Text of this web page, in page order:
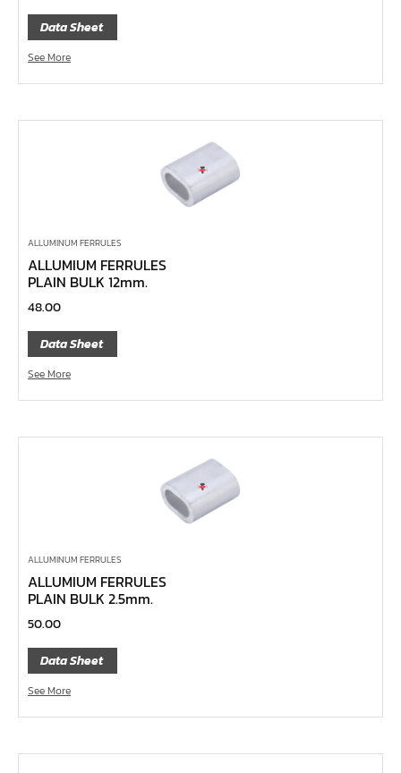
หน้าแปลนเหล็กคอสูง JEF WNRF PN40
หน้าแปลนเหล็กคอสูง JEF WNRF PN16
หน้าแปลนเหล็กคอสูง JEF WNRF 150P
หน้าแปลนเหล็กบอด JEF 150P RF ชุบกัลวาไนซ์
หน้าแปลนเชื่อมเหล็กบอด JEF 150P RF
หน้าแปลนเชื่อมเหล็ก JEF 150P RF ชุบกัลวาไนซ์
หน้าแปลนเชื่อมเหล็ก JEF PN16 RF
หน้าแปลนเชื่อมเหล็ก JEF 300P RF
ประแจตะขอ
คีมตัดสายเคเบิ้ล
คีมย้ำสายไฟ
คีมล๊อค
คีมหนีบ-ถ่างแหวน
คีมปากแหลม
บ๊อกซ์เดือยโผล่ Z-Series หกเหลี่ยม,ท๊อกซ์ ขนาด 1/4",
3/8", 1/2"
ด้ามฟรี, ด้ามบ๊อกซ์ Z-Series ขนาด 1/4", 3/8", 1/2"
ลูกบ๊อกซ์ สั้น, ยาว Koken Z-Series ขนาด 1/4", 3/8", 1/2"
ข้อต่อ Z-Series ขนาด 1/4", 3/8", 1/2"
ซ็อกเก็ต Z-Series
ลูกบ๊อกซ์ การบิน
ไขควงตอก
Data Sheet
See More
ALLUMINUM FERRULES
ALLUMIUM FERRULES
PLAIN BULK 12mm.
48.00
Data Sheet
See More
ALLUMINUM FERRULES
ALLUMIUM FERRULES
PLAIN BULK 2.5mm.
50.00
Data Sheet
See More